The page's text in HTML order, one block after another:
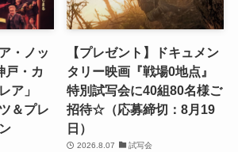
・ノッ
戸・カ
ア」
＆プレ
【プレゼント】ドキュメン
タリー映画『戦場0地点』
特別試写会に40組80名様ご
招待☆（応募締切：8月19
日）
2026.8.07 試写会